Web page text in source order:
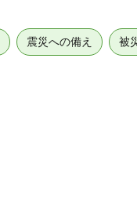
震災への備え 被